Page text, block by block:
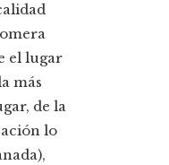
el lugar
más
de la
lo